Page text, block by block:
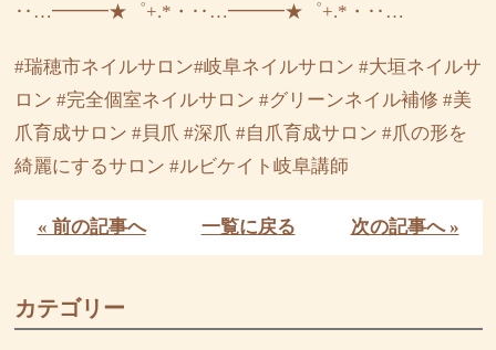
‥…━━━★゜+.*・‥…━━━★゜+.*・‥…
#瑞穂市ネイルサロン#岐阜ネイルサロン #大垣ネイルサ
ロン #完全個室ネイルサロン #グリーンネイル補修 #美
爪育成サロン #貝爪 #深爪 #自爪育成サロン #爪の形を
綺麗にするサロン #ルビケイト岐阜講師
« 前の記事へ 一覧に戻る 次の記事へ »
カテゴリー